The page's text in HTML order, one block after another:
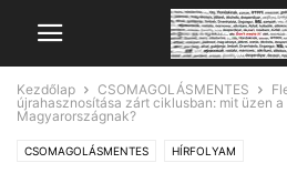
Kezdőlap CSOMAGOLÁSMENTES
újrahasznosítása zárt ciklusban: mit üzen a
Magyarországnak?
CSOMAGOLÁSMENTES HÍRFOLYAM